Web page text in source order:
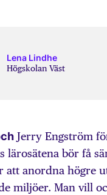
Lena Lindhe
Högskolan Väst
Jerry Engström
lärosätena bör få
att anordna högre
miljöer. Man vill